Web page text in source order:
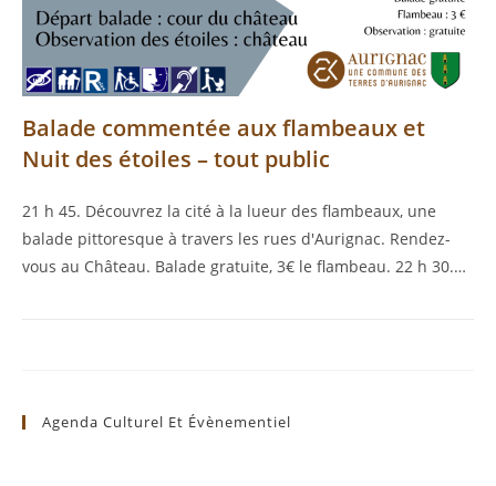
Balade commentée aux flambeaux et
Nuit des étoiles – tout public
21 h 45. Découvrez la cité à la lueur des flambeaux, une
balade pittoresque à travers les rues d'Aurignac. Rendez-
vous au Château. Balade gratuite, 3€ le flambeau. 22 h 30.…
Agenda Culturel Et Évènementiel